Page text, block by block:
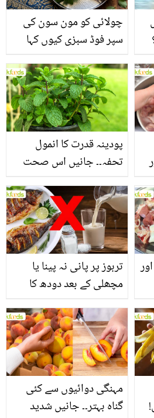
چولائی کو مون سون کی
سپر فوڈ سبزی کیوں کہا
منرلز اور اینٹی آکسیڈنٹس
سے بھرپور اس سبزی کے
فائدے
پودینہ قدرت کا انمول
تحفہ۔۔ جانیں اس صحت
انگیز طبی فوائد
تربوز پر پانی نہ پینا یا
مچھلی کے بعد دودھ کا
سے متعلق غلط فہمیوں کی
حقیقت کیا ہے اور افواہ
کیا؟
اور
مہنگی دوائیوں سے کئی
گناہ بہتر۔۔ جانیں شدید